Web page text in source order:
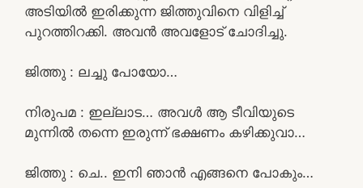
അടിയിൽ ഇരിക്കുന്ന ജിത്തുവിനെ വിളിച്ച്
പുറത്തിറക്കി. അവൻ അവളോട് ചോദിച്ചു.
ജിത്തു : ലച്ചു പോയോ…
നിരുപമ : ഇല്ലാട… അവൾ ആ ടീവിയുടെ
മുന്നിൽ തന്നെ ഇരുന്ന് ഭക്ഷണം കഴിക്കുവാ…
ജിത്തു : ചെ.. ഇനി ഞാൻ എങ്ങനെ പോകും…